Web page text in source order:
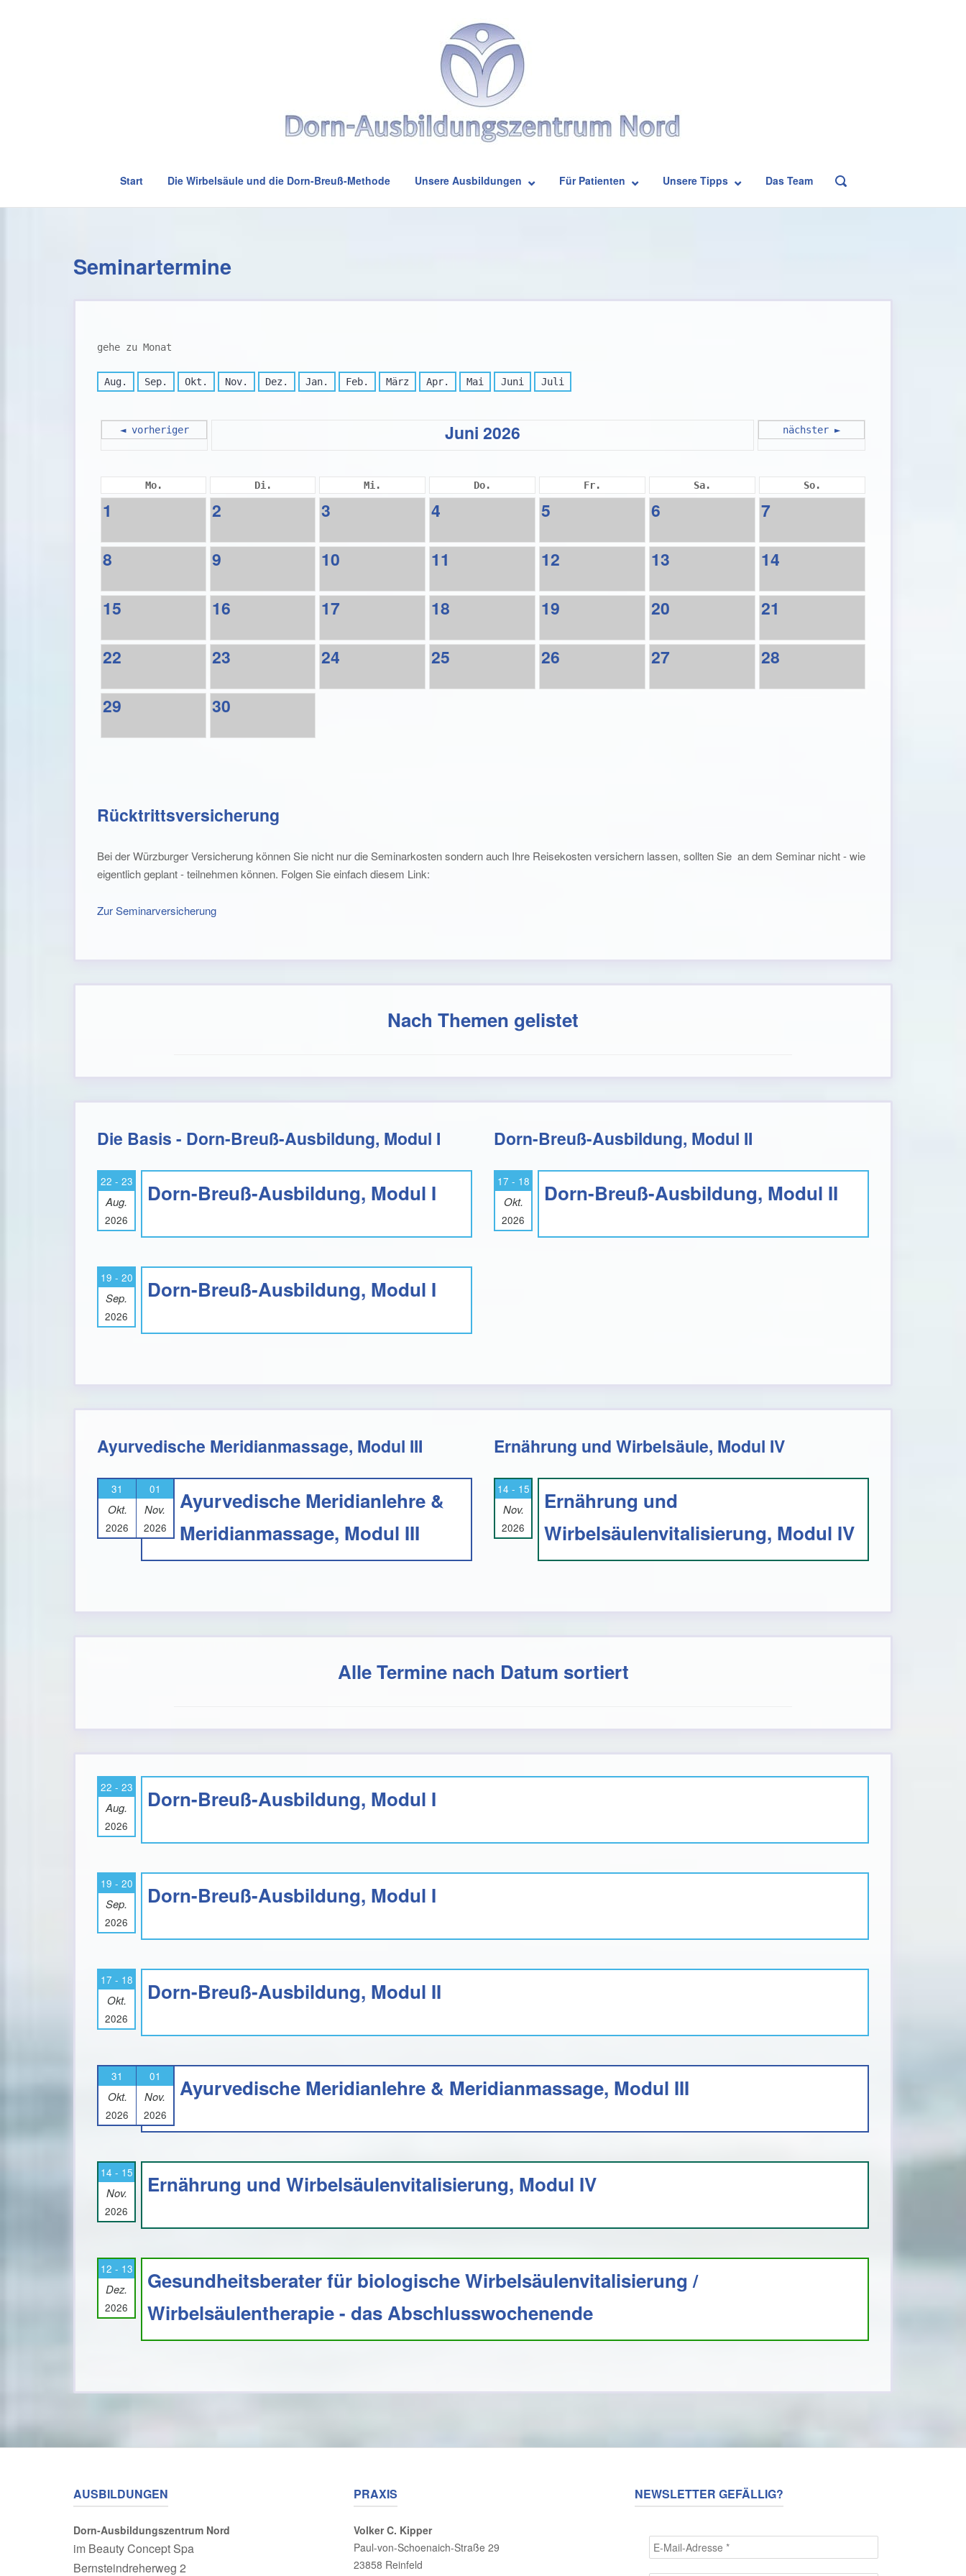
Start Die Wirbelsäule und die Dorn-Breuß-Methode Unsere Ausbildungen Für Patienten Unsere Tipps Das Team
OPEN
BAR
Seminartermine
gehe zu Monat
Aug. Sep. Okt. Nov. Dez. Jan. Feb. März Apr. Mai Juni Juli
◄ vorheriger Juni 2026 nächster ►
Mo. Di. Mi. Do. Fr. Sa. So.
1 2 3 4 5 6 7
8 9 10 11 12 13 14
15 16 17 18 19 20 21
22 23 24 25 26 27 28
29 30
Rücktrittsversicherung
Bei der Würzburger Versicherung können Sie nicht nur die Seminarkosten sondern auch Ihre Reisekosten versichern lassen, sollten Sie an dem Seminar nicht - wie
eigentlich geplant - teilnehmen können. Folgen Sie einfach diesem Link:
Zur Seminarversicherung
Nach Themen gelistet
Die Basis - Dorn-Breuß-Ausbildung, Modul I
22 - 23
Aug.
2026
Dorn-Breuß-Ausbildung, Modul I
19 - 20
Sep.
2026
Dorn-Breuß-Ausbildung, Modul I
Dorn-Breuß-Ausbildung, Modul II
17 - 18
Okt.
2026
Dorn-Breuß-Ausbildung, Modul II
Ayurvedische Meridianmassage, Modul III
31
Okt.
2026
01
Nov.
2026
Ayurvedische Meridianlehre &
Meridianmassage, Modul III
Ernährung und Wirbelsäule, Modul IV
14 - 15
Nov.
2026
Ernährung und
Wirbelsäulenvitalisierung, Modul IV
Alle Termine nach Datum sortiert
22 - 23
Aug.
2026
Dorn-Breuß-Ausbildung, Modul I
19 - 20
Sep.
2026
Dorn-Breuß-Ausbildung, Modul I
17 - 18
Okt.
2026
Dorn-Breuß-Ausbildung, Modul II
31
Okt.
2026
01
Nov.
2026
Ayurvedische Meridianlehre & Meridianmassage, Modul III
14 - 15
Nov.
2026
Ernährung und Wirbelsäulenvitalisierung, Modul IV
12 - 13
Dez.
2026
Gesundheitsberater für biologische Wirbelsäulenvitalisierung /
Wirbelsäulentherapie - das Abschlusswochenende
AUSBILDUNGEN
Dorn-Ausbildungszentrum Nord
im Beauty Concept Spa
Bernsteindreherweg 2
PRAXIS
Volker C. Kipper
Paul-von-Schoenaich-Straße 29
23858 Reinfeld
NEWSLETTER GEFÄLLIG?